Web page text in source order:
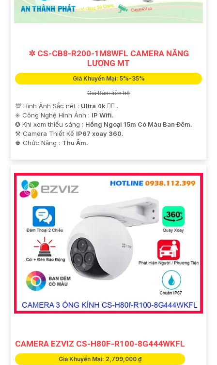
✲ CS-CB8-R200-1M8WFL CAMERA NĂNG
LƯƠNG MT
Giá Khuyến Mại: 5%-35%
Giá Bán: liên hệ
💯 Hình Ảnh Sắc nét : Ultra 4k 👍🏾 .
✳️ Công Nghệ Hình Ảnh : IP Wifi.
✪ Khi xem thiếu sáng : Hồng Ngoại 15m Có Màu Ban Ðêm.
⚒ Camera Thiết Kế IP67 xoay 360.
️♚ Chức Năng : Thu Âm.
CAMERA EZVIZ CS-H80F-R100-8G444WKFL
Giá Khuyến Mại: 2,799,000 ₫